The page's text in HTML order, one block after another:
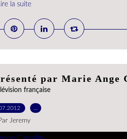
la suite
par Marie Ange
française
Jeremy